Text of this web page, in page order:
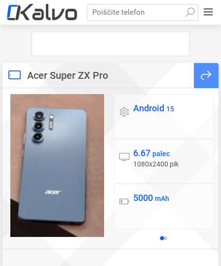
Poiščite telefon
Acer Super ZX Pro
Operacijski sistem
Android 15
Zaslon
6.67 palec
1080x2400 pik
Baterija
5000 mAh